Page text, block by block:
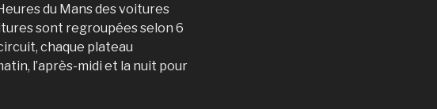
du Mans des voitures
sont regroupées selon 6
chaque plateau
l’après-midi et la nuit pour